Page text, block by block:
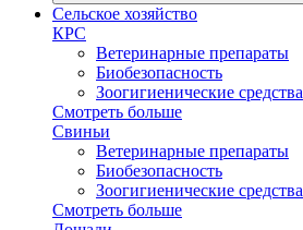
Сельское хозяйство
КРС
Ветеринарные препараты
Биобезопасность
Зоогигиенические средства
Смотреть больше
Свиньи
Ветеринарные препараты
Биобезопасность
Зоогигиенические средства
Смотреть больше